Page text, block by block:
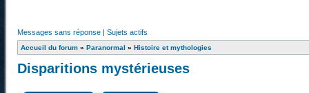
Messages sans réponse | Sujets actifs
Accueil du forum » Paranormal » Histoire et mythologies
Disparitions mystérieuses